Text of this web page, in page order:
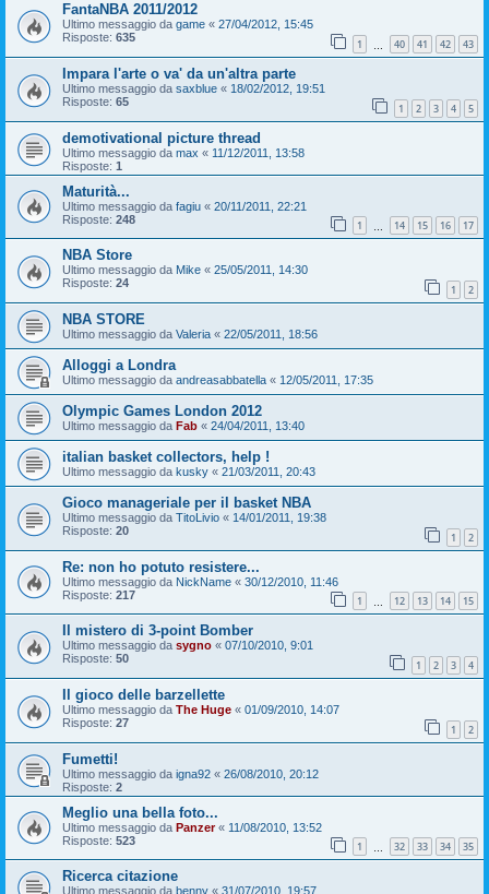
FantaNBA 2011/2012
Ultimo messaggio da game « 27/04/2012, 15:45
Risposte: 635 1 40 41 42 43
Impara l'arte o va' da un'altra parte
Ultimo messaggio da saxblue « 18/02/2012, 19:51
Risposte: 65 1 2 3 4 5
demotivational picture thread
Ultimo messaggio da max « 11/12/2011, 13:58
Risposte: 1
Maturità...
Ultimo messaggio da fagiu « 20/11/2011, 22:21
Risposte: 248 1 14 15 16 17
NBA Store
Ultimo messaggio da Mike « 25/05/2011, 14:30
Risposte: 24 1 2
NBA STORE
Ultimo messaggio da Valeria « 22/05/2011, 18:56
Alloggi a Londra
Ultimo messaggio da andreasabbatella « 12/05/2011, 17:35
Olympic Games London 2012
Ultimo messaggio da Fab « 24/04/2011, 13:40
italian basket collectors, help !
Ultimo messaggio da kusky « 21/03/2011, 20:43
Gioco manageriale per il basket NBA
Ultimo messaggio da TitoLivio « 14/01/2011, 19:38
Risposte: 20 1 2
Re: non ho potuto resistere...
Ultimo messaggio da NickName « 30/12/2010, 11:46
Risposte: 217 1 12 13 14 15
Il mistero di 3-point Bomber
Ultimo messaggio da sygno « 07/10/2010, 9:01
Risposte: 50 1 2 3 4
Il gioco delle barzellette
Ultimo messaggio da The Huge « 01/09/2010, 14:07
Risposte: 27 1 2
Fumetti!
Ultimo messaggio da igna92 « 26/08/2010, 20:12
Risposte: 2
Meglio una bella foto...
Ultimo messaggio da Panzer« 11/08/2010, 13:52
Risposte: 523 1 32 33 34 35
Ricerca citazione
Ultimo messaggio da benny « 31/07/2010, 19:57